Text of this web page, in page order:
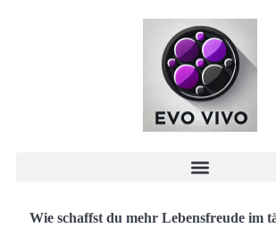
Wie schaffst du mehr Lebensfreude im